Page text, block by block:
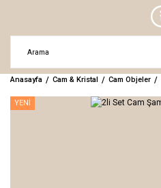
Anasayfa Cam & Kristal Cam Objeler
YENİ